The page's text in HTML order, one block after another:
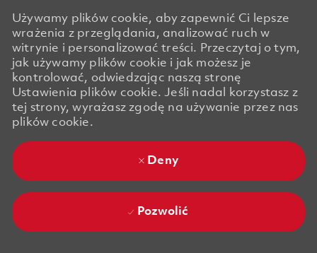
Używamy plików cookie, aby zapewnić Ci lepsze
wrażenia z przeglądania, analizować ruch w
witrynie i personalizować treści. Przeczytaj o tym,
jak używamy plików cookie i jak możesz je
kontrolować, odwiedzając naszą stronę
Ustawienia plików cookie. Jeśli nadal korzystasz z
tej strony, wyrażasz zgodę na używanie przez nas
plików cookie.
Deny
Pozwolić